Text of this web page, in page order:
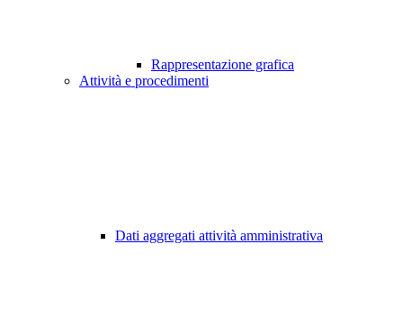
Rappresentazione grafica
Attività e procedimenti
Dati aggregati attività amministrativa